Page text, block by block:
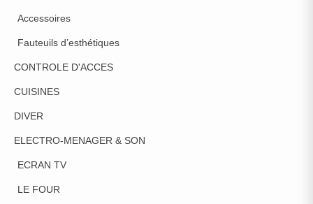
Accessoires
Fauteuils d’esthétiques
CONTROLE D'ACCES
CUISINES
DIVER
ELECTRO-MENAGER & SON
ECRAN TV
LE FOUR